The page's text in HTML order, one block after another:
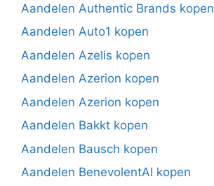
Aandelen Authentic Brands kopen
Aandelen Auto1 kopen
Aandelen Azelis kopen
Aandelen Azerion kopen
Aandelen Azerion kopen
Aandelen Bakkt kopen
Aandelen Bausch kopen
Aandelen BenevolentAI kopen